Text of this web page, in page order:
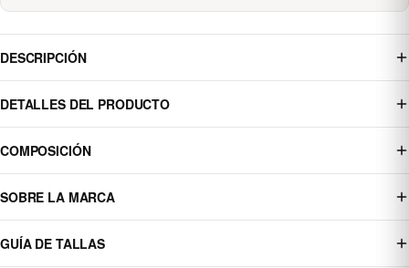
DESCRIPCIÓN
DETALLES DEL PRODUCTO
COMPOSICIÓN
SOBRE LA MARCA
GUÍA DE TALLAS